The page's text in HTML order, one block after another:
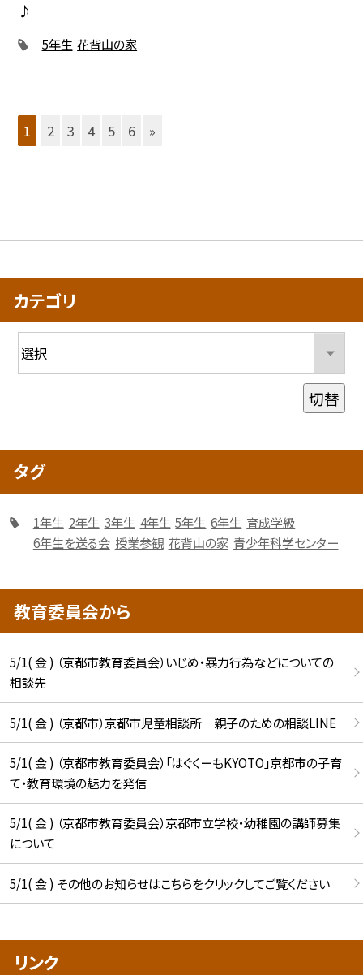
♪
5年生 花背山の家
1 2 3 4 5 6 »
カテゴリ
切替
タグ
1年生 2年生 3年生 4年生 5年生 6年生 育成学級
6年生を送る会 授業参観 花背山の家 青少年科学センター
教育委員会から
5/1( 金 ) （京都市教育委員会）いじめ・暴力行為などについての
相談先
5/1( 金 ) （京都市）京都市児童相談所 親子のための相談LINE
5/1( 金 ) （京都市教育委員会）「はぐくーもKYOTO」京都市の子育
て・教育環境の魅力を発信
5/1( 金 ) （京都市教育委員会）京都市立学校・幼稚園の講師募集
について
5/1( 金 ) その他のお知らせはこちらをクリックしてご覧ください
リンク